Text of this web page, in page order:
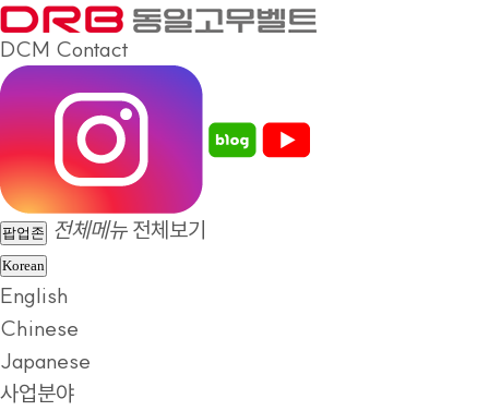
DCM Contact
팝업존 전체메뉴 전체보기
Korean
English
Chinese
Japanese
사업분야